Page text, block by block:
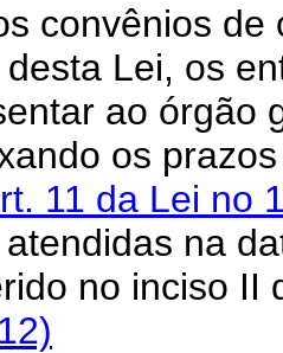
convênios de
Lei, os
ao órgão
os
11 da Lei no
na
no inciso II